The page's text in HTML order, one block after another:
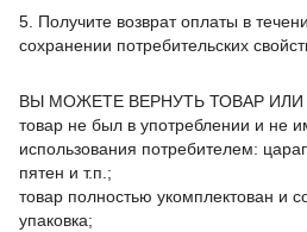
5. Получите возврат оплаты в
сохранении потребительских
ВЫ МОЖЕТЕ ВЕРНУТЬ ТОВАР
товар не был в употреблении и не
использования потребителем:
пятен и т.п.;
товар полностью укомплектован и
упаковка;